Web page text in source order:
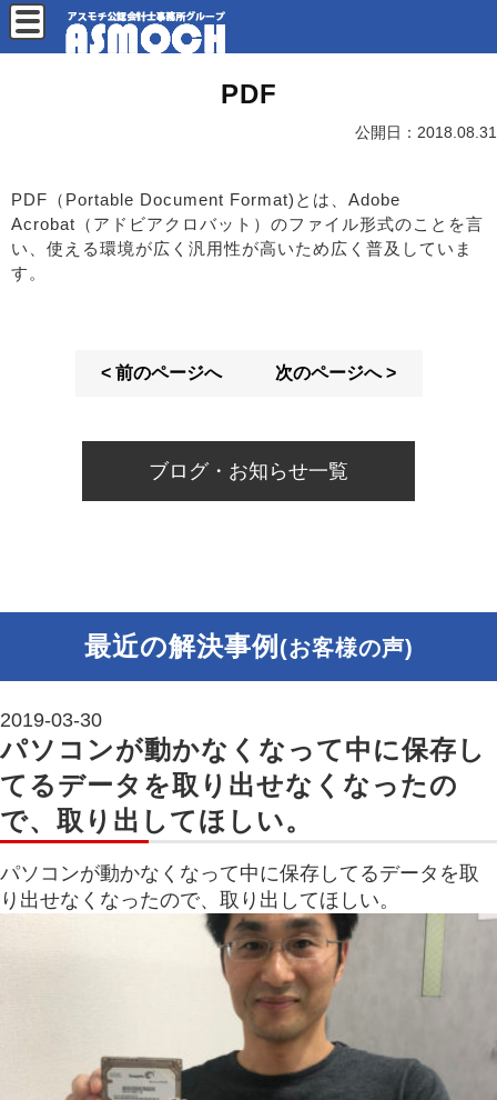
PDF
公開日： 2018.08.31
PDF（Portable Document Format)とは、Adobe
Acrobat（アドビアクロバット）のファイル形式のことを言
い、使える環境が広く汎用性が高いため広く普及していま
す。
< 前のページへ 次のページへ >
ブログ・お知らせ一覧
最近の解決事例 (お客様の声)
2019-03-30
パソコンが動かなくなって中に保存し
てるデータを取り出せなくなったの
で、取り出してほしい。
パソコンが動かなくなって中に保存してるデータを取
り出せなくなったので、取り出してほしい。